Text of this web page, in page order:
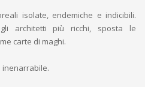
isolate, endemiche e indicibili.
architetti più ricchi, sposta le
carte di maghi.
inenarrabile.